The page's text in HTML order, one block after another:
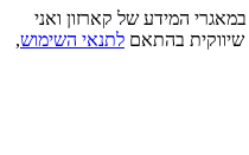
המידע של קארזון ואני
שיווקית בהתאם לתנאי השימוש,